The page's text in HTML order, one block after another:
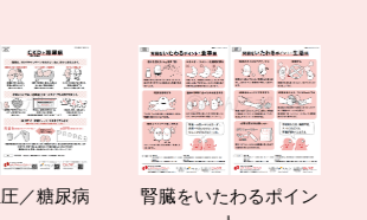
糖尿病
腎臓をいたわるポイン